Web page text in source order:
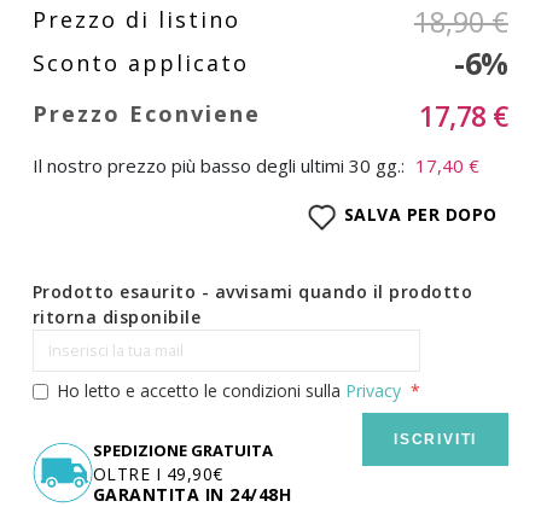
18,90 €
-6%
17,78 €
Il nostro prezzo più basso degli ultimi 30 gg.: 17,40 €
SALVA PER DOPO
Prodotto esaurito - avvisami quando il prodotto
ritorna disponibile
Ho letto e accetto le condizioni sulla Privacy
ISCRIVITI
SPEDIZIONE GRATUITA
OLTRE I 49,90€
GARANTITA IN 24/48H